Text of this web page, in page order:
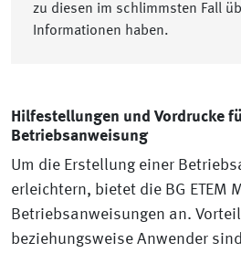
zu diesen im schlimmsten Fall
Informationen haben.
Hilfestellungen und Vordrucke
Betriebsanweisung
Um die Erstellung einer
erleichtern, bietet die BG ETEM
Betriebsanweisungen an.
beziehungsweise Anwender